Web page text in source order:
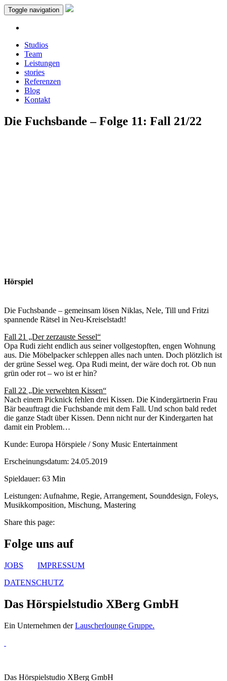
Toggle navigation
Studios
Team
Leistungen
stories
Referenzen
Blog
Kontakt
Die Fuchsbande – Folge 11: Fall 21/22
Hörspiel
Die Fuchsbande – gemeinsam lösen Niklas, Nele, Till und Fritzi
spannende Rätsel in Neu-Kreiselstadt!
Fall 21 „Der zerzauste Sessel“
Opa Rudi zieht endlich aus seiner vollgestopften, engen Wohnung
aus. Die Möbelpacker schleppen alles nach unten. Doch plötzlich ist
der grüne Sessel weg. Opa Rudi meint, der wäre doch rot. Ob nun
grün oder rot – wo ist er hin?
Fall 22 „Die verwehten Kissen“
Nach einem Picknick fehlen drei Kissen. Die Kindergärtnerin Frau
Bär beauftragt die Fuchsbande mit dem Fall. Und schon bald redet
die ganze Stadt über Kissen. Denn nicht nur der Kindergarten hat
damit ein Problem…
Kunde: Europa Hörspiele / Sony Music Entertainment
Erscheinungsdatum: 24.05.2019
Spieldauer: 63 Min
Leistungen: Aufnahme, Regie, Arrangement, Sounddesign, Foleys,
Musikkomposition, Mischung, Mastering
Share this page:
Folge uns auf
JOBS
IMPRESSUM
DATENSCHUTZ
Das Hörspielstudio XBerg GmbH
Ein Unternehmen derLauscherlounge Gruppe.
Das Hörspielstudio XBerg GmbH